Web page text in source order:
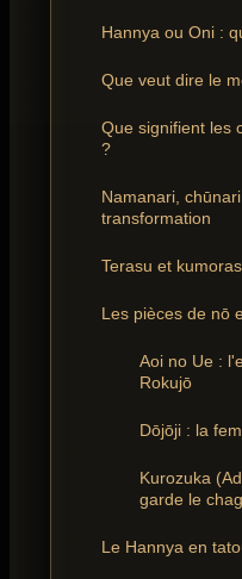
Hannya ou Oni :
Que veut dire le
Que signifient les
?
Namanari,
transformation
Terasu et
Les pièces de nō
Aoi no Ue :
Rokujō
Dōjōji : la
Kurozuka
garde le
Le Hannya en